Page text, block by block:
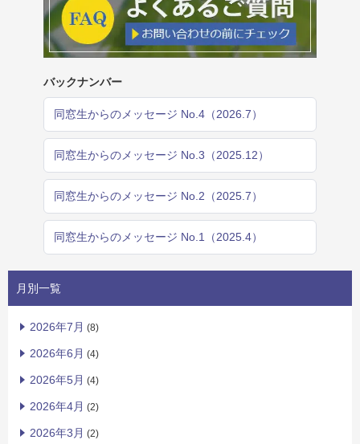
バックナンバー
同窓生からのメッセージ No.4（2026.7）
同窓生からのメッセージ No.3（2025.12）
同窓生からのメッセージ No.2（2025.7）
同窓生からのメッセージ No.1（2025.4）
月別一覧
2026年7月 (8)
2026年6月 (4)
2026年5月 (4)
2026年4月 (2)
2026年3月 (2)